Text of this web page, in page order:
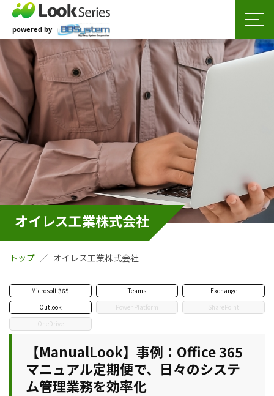
オイレス工業株式会社
トップ オイレス工業株式会社
Microsoft 365 Teams
Exchange
Outlook
Power Platform
SharePoint
OneDrive
【ManualLook】事例：Office 365
マニュアル定期便で、日々のシステ
ム管理業務を効率化